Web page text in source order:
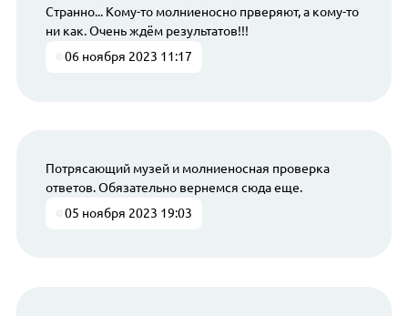
Странно... Кому-то молниеносно прверяют, а кому-то
ни как. Очень ждём результатов!!!
06 ноября 2023 11:17
Потрясающий музей и молниеносная проверка
ответов. Обязательно вернемся сюда еще.
05 ноября 2023 19:03